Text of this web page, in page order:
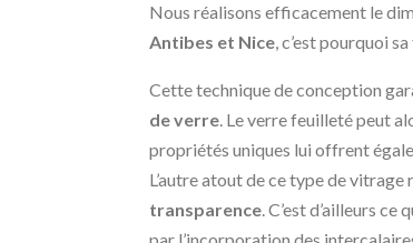
Nous réalisons efficacement le
Antibes et Nice, c’est pourquoi
Cette technique de conception
de verre. Le verre feuilleté peut
propriétés uniques lui offrent
L’autre atout de ce type de vitrage
transparence. C’est d’ailleurs